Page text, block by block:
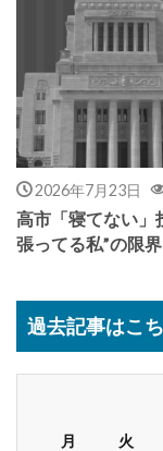
2026年7月23日
高市「寝てない」
張ってる私”の限界
過去記事はこ
月
火